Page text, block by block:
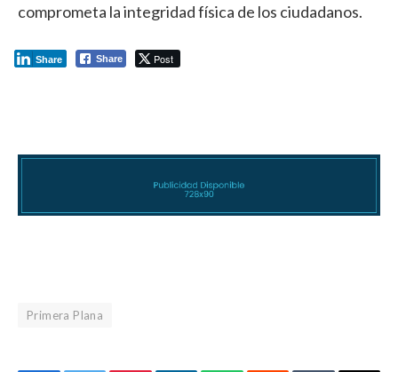
comprometa la integridad física de los ciudadanos.
Share Post
Share
Primera Plana